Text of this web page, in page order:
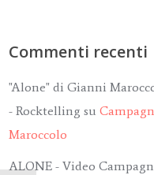
Commenti recenti
"Alone" di Gianni
- Rocktelling su
Maroccolo
ALONE - Video